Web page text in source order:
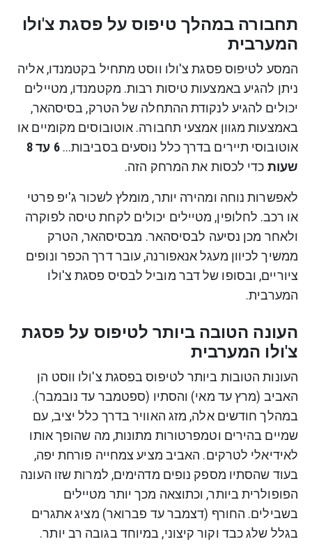
תחבורה במהלך טיפוס על פסגת צ'ולו
המערבית
המסע לטיפוס פסגת צ'ולו ווסט מתחיל בקטמנדו, אליה
ניתן להגיע באמצעות טיסות רבות. מקטמנדו, מטיילים
יכולים להגיע לנקודת ההתחלה של הטרק, בסיסהאר,
באמצעות מגוון אמצעי תחבורה. אוטובוסים מקומיים או
אוטובוסי תיירים בדרך כלל נוסעים בסביבות...
6 עד 8
שעות כדי לכסות את המרחק הזה.
לאפשרות נוחה ומהירה יותר, מומלץ לשכור ג'יפ פרטי
או רכב. לחלופין, מטיילים יכולים לקחת טיסה לפוקרה
ולאחר מכן נסיעה לבסיסהאר. מבסיסהאר, הטרק
ממשיך לכיוון מעגל אנאפורנה, עובר דרך הכפר ונופים
ציוריים, ובסופו של דבר מוביל לבסיס פסגת צ'ולו
המערבית.
העונה הטובה ביותר לטיפוס על פסגת
צ'ולו המערבית
העונות הטובות ביותר לטיפוס בפסגת צ'ולו ווסט הן
האביב (מרץ עד מאי) והסתיו (ספטמבר עד נובמבר).
במהלך חודשים אלה, מזג האוויר בדרך כלל יציב, עם
שמיים בהירים וטמפרטורות מתונות, מה שהופך אותו
לאידיאלי לטרקים. האביב מציע צמחייה פורחת יפה,
בעוד שהסתיו מספק נופים מדהימים, למרות שזו העונה
הפופולרית ביותר, וכתוצאה מכך יותר מטיילים
בשבילים. החורף (דצמבר עד פברואר) מציג אתגרים
בגלל שלג כבד וקור קיצוני, במיוחד בגובה רב יותר.